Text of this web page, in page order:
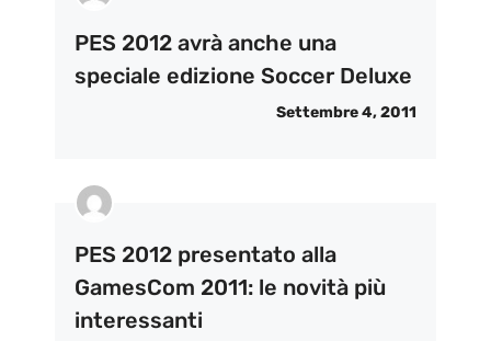
PES 2012 avrà anche una
speciale edizione Soccer Deluxe
Settembre 4, 2011
PES 2012 presentato alla
GamesCom 2011: le novità più
interessanti